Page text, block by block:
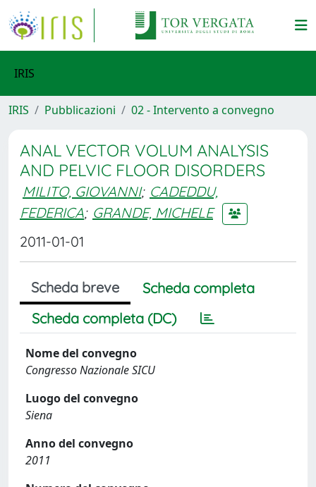
IRIS
IRIS Pubblicazioni 02 - Intervento a convegno
ANAL VECTOR VOLUM ANALYSIS
AND PELVIC FLOOR DISORDERS
MILITO, GIOVANNI; CADEDDU,
FEDERICA; GRANDE, MICHELE
2011-01-01
Scheda breve
Scheda completa
Scheda completa (DC)
Nome del convegno
Congresso Nazionale SICU
Luogo del convegno
Siena
Anno del convegno
2011